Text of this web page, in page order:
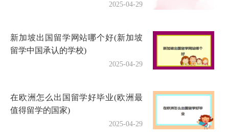
2025-04-29
新加坡出国留学网站哪个好(新加坡
留学中国承认的学校)
2025-04-29
在欧洲怎么出国留学好毕业(欧洲最
值得留学的国家)
2025-04-29